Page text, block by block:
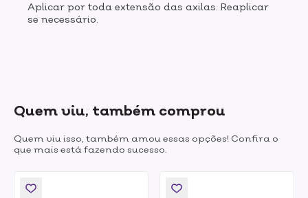
Aplicar por toda extensão das axilas. Reaplicar
se necessário.
Quem viu, também comprou
Quem viu isso, também amou essas opções! Confira o
que mais está fazendo sucesso.